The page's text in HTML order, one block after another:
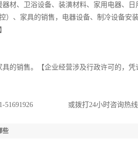
材、卫浴设备、装潢材料、家用电器、
）、家具的销售，电器设备、制冷设备安
的销售。【企业经营涉及行政许可的，凭
51691926 或拨打24小时咨询热线
些